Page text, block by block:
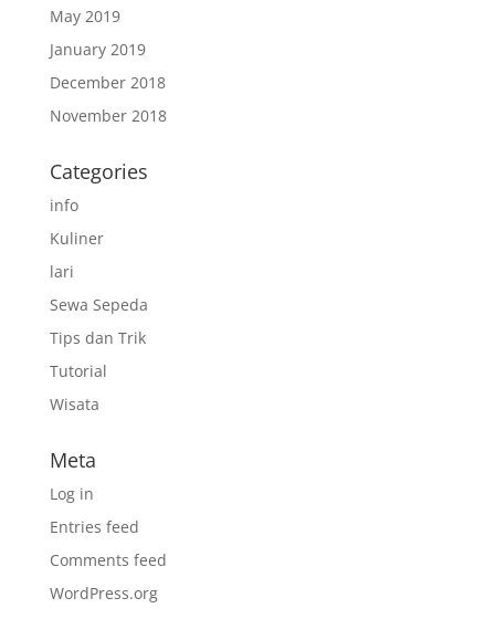
May 2019
January 2019
December 2018
November 2018
Categories
info
Kuliner
lari
Sewa Sepeda
Tips dan Trik
Tutorial
Wisata
Meta
Log in
Entries feed
Comments feed
WordPress.org